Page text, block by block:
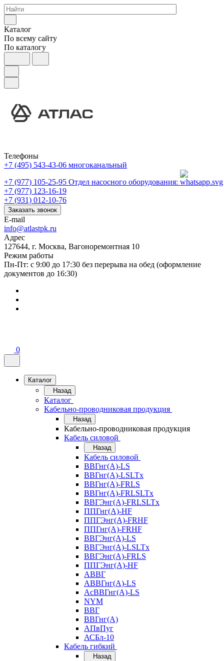
Каталог
По всему сайту
По каталогу
Телефоны
+7 (495) 543-43-06 многоканальный
+7 (977) 105-25-95 Отдел насосного оборудования:
+7 (977) 123-16-19
+7 (931) 012-10-76
Заказать звонок
E-mail
info@atlastpk.ru
Адрес
127644, г. Москва, Вагоноремонтная 10
Режим работы
Пн-Пт: с 9:00 до 17:30 без перерыва на обед (оформление
документов до 16:30)
0
Каталог
Назад
Каталог
Кабельно-проводниковая продукция
Назад
Кабельно-проводниковая продукция
Кабель силовой
Назад
Кабель силовой
ВВГнг(А)-LS
ВВГнг(А)-LSLTx
ВВГнг(А)-FRLS
ВВГнг(А)-FRLSLTx
ВВГЭнг(А)-FRLSLTx
ППГнг(А)-HF
ППГЭнг(А)-FRHF
ППГнг(А)-FRHF
ВВГЭнг(А)-LS
ВВГЭнг(А)-LSLTx
ВВГЭнг(А)-FRLS
ППГЭнг(А)-HF
АВВГ
АВВГнг(А)-LS
АсВВГнг(А)-LS
NYM
ВВГ
ВВГнг(А)
АПвПуг
АСБл-10
Кабель гибкий
Назад